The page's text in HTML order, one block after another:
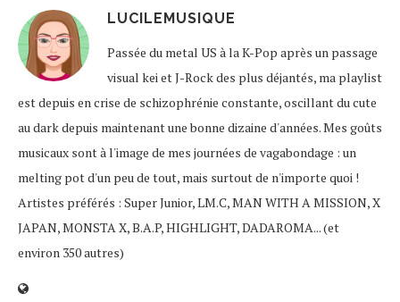
LUCILEMUSIQUE
Passée du metal US à la K-Pop après un passage
visual kei et J-Rock des plus déjantés, ma playlist
est depuis en crise de schizophrénie constante, oscillant du cute
au dark depuis maintenant une bonne dizaine d'années. Mes goûts
musicaux sont à l'image de mes journées de vagabondage : un
melting pot d'un peu de tout, mais surtout de n'importe quoi !
Artistes préférés : Super Junior, LM.C, MAN WITH A MISSION, X
JAPAN, MONSTA X, B.A.P, HIGHLIGHT, DADAROMA... (et
environ 350 autres)